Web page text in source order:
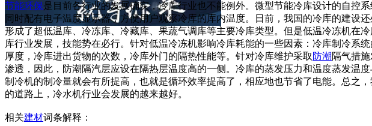
节能环保是目前各行业的发展确实，冷库行业也不能例外。微型节能冷库设计的自控
同时配有电子温度显示器，方便用户观察冷库的库内温度。日前，我国的冷库的建设
形成了超低温库、冷冻库、冷藏库、果蔬气调库等主要冷库类型。但是低温冷冻机在
库行业发展，技能势在必行。针对低温冷冻机影响冷库耗能的一些因素：冷库制冷系
厚度，冷库进出货物的次数，冷库外门的隔热性能等。针对冷库维护采取 防潮 隔气措
渗透，因此，防潮隔汽层应设在隔热层温度高的一侧。冷库的蒸发压力和温度蒸发温
制冷机的制冷量就会有所提高，也就是循环效率提高了，相应地也节省了电能。总之
的道路上，冷水机行业会发展的越来越好。
相关建材词条解释：